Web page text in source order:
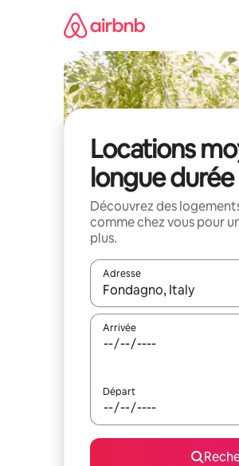
Locations
longue
Découvrez des
comme chez vous pour
plus.
Adresse
Lorsque les résultats
Arrivée
Départ